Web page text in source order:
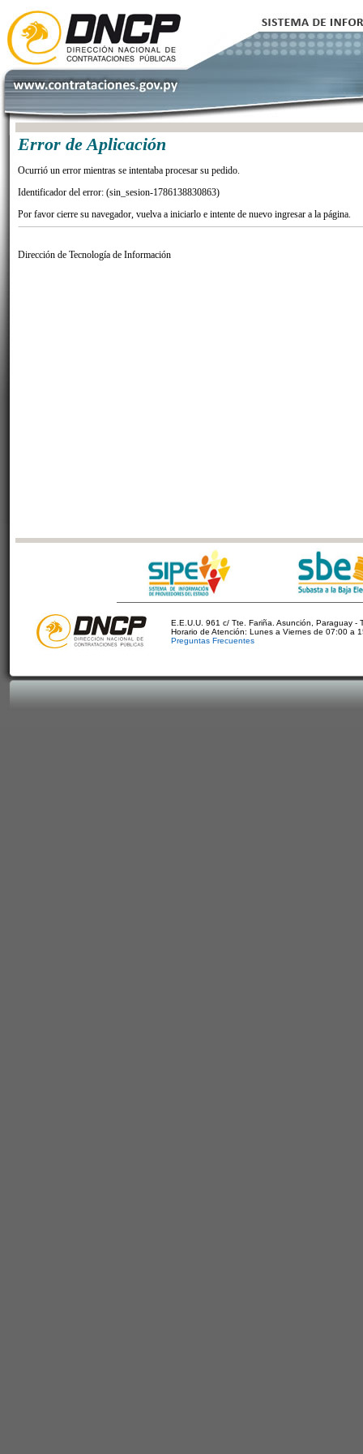
Error de Aplicación
Ocurrió un error mientras se intentaba procesar su pedido.
Identificador del error: (sin_sesion-1786138830863)
Por favor cierre su navegador, vuelva a iniciarlo e intente de nuevo ingresar a la página.
Dirección de Tecnología de Información
E.E.U.U. 961 c/ Tte. Fariña. Asunción, Paraguay -
Horario de Atención: Lunes a Viernes de 07:00 a
Preguntas Frecuentes